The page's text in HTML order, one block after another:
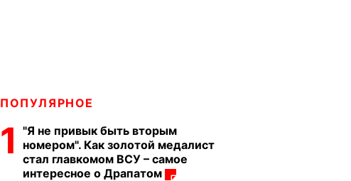
ПОПУЛЯРНОЕ
1
"Я не привык быть вторым
номером". Как золотой медалист
стал главкомом ВСУ – самое
интересное о Драпатом